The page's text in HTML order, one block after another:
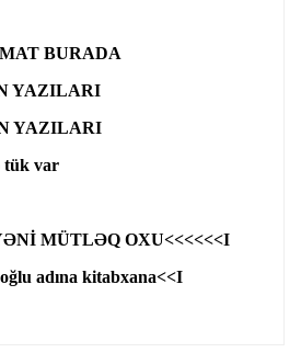
BURADA
YAZILARI
YAZILARI
tük var
MÜTLƏQ OXU<<<<<<I
adına kitabxana<<I